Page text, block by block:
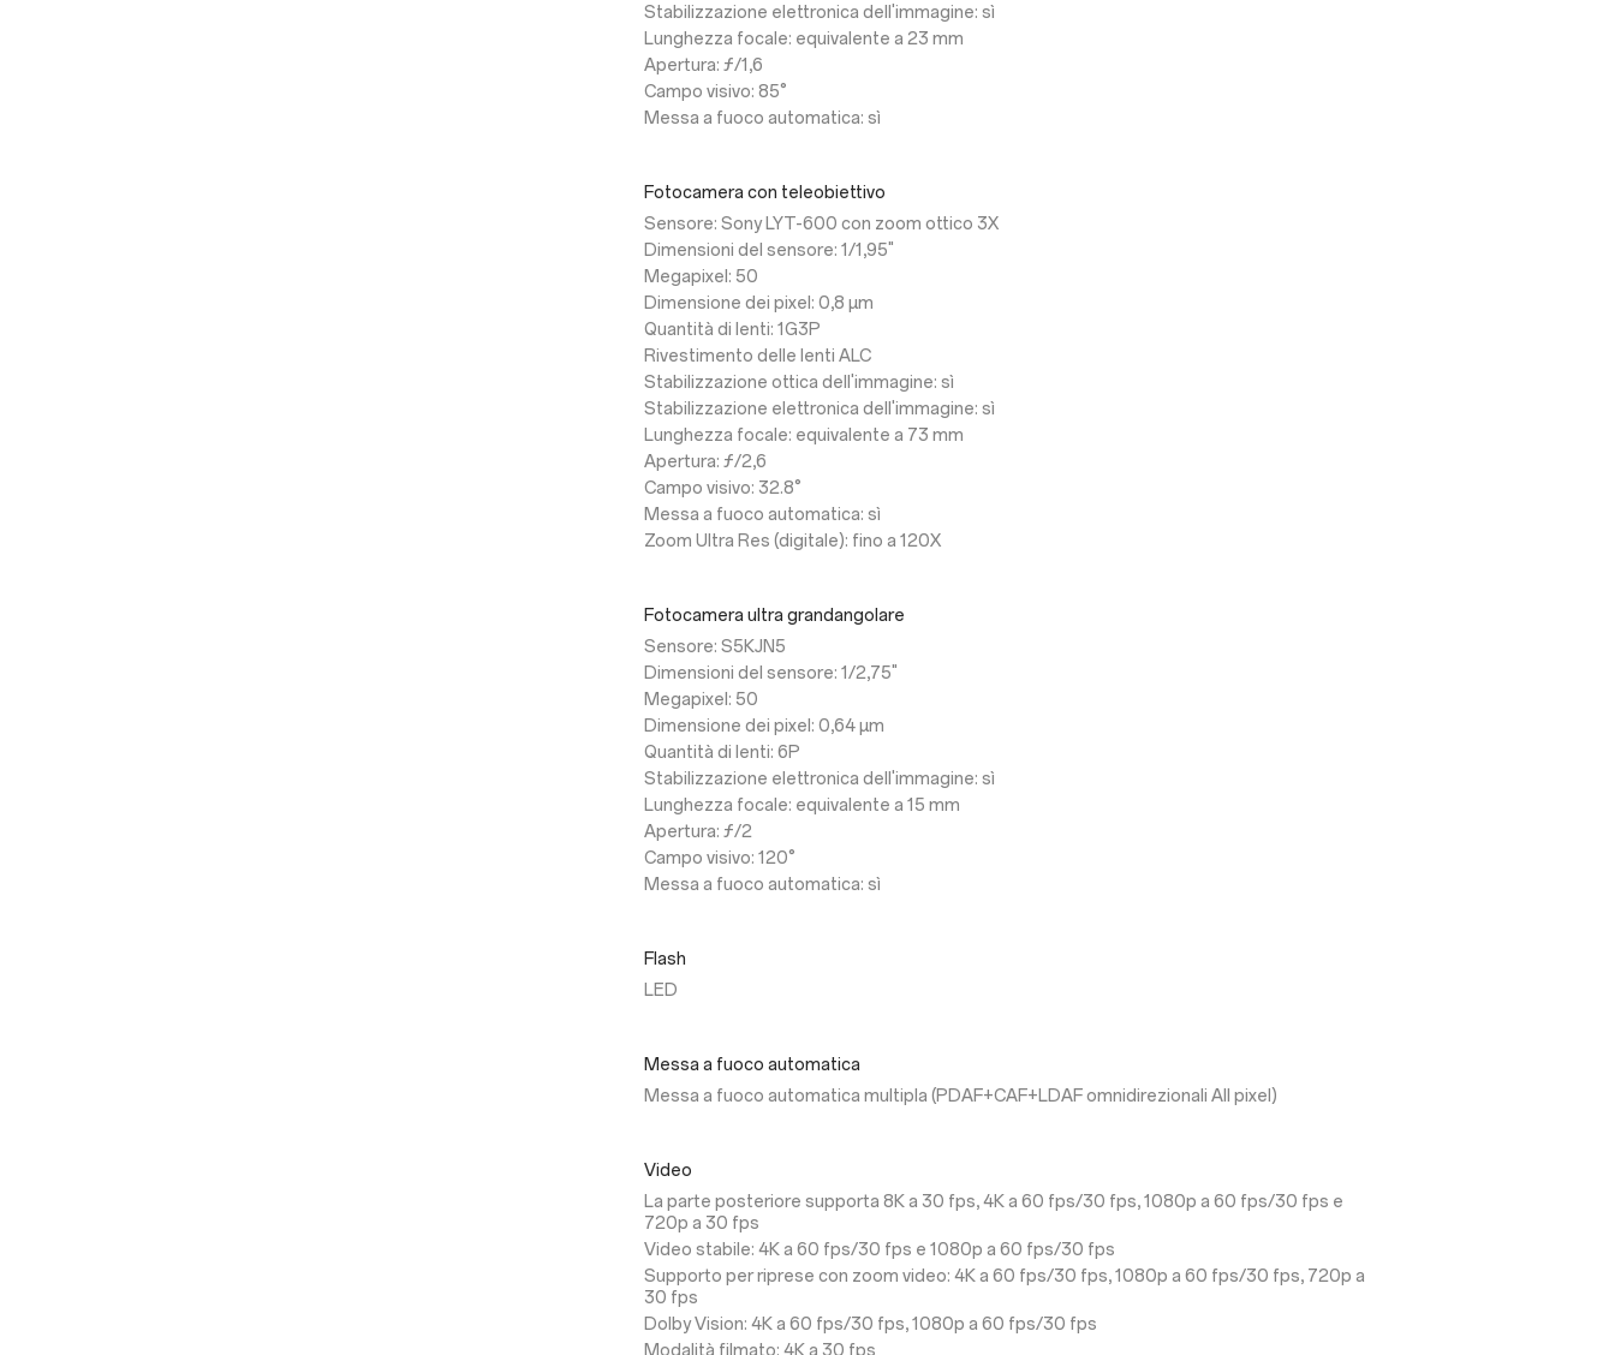
Stabilizzazione elettronica dell'immagine: sì
Lunghezza focale: equivalente a 23 mm
Apertura: ƒ/1,6
Campo visivo: 85°
Messa a fuoco automatica: sì
Fotocamera con teleobiettivo
Sensore: Sony LYT-600 con zoom ottico 3X
Dimensioni del sensore: 1/1,95"
Megapixel: 50
Dimensione dei pixel: 0,8 µm
Quantità di lenti: 1G3P
Rivestimento delle lenti ALC
Stabilizzazione ottica dell'immagine: sì
Stabilizzazione elettronica dell'immagine: sì
Lunghezza focale: equivalente a 73 mm
Apertura: ƒ/2,6
Campo visivo: 32.8°
Messa a fuoco automatica: sì
Zoom Ultra Res (digitale): fino a 120X
Fotocamera ultra grandangolare
Sensore: S5KJN5
Dimensioni del sensore: 1/2,75"
Megapixel: 50
Dimensione dei pixel: 0,64 µm
Quantità di lenti: 6P
Stabilizzazione elettronica dell'immagine: sì
Lunghezza focale: equivalente a 15 mm
Apertura: ƒ/2
Campo visivo: 120°
Messa a fuoco automatica: sì
Flash
LED
Messa a fuoco automatica
Messa a fuoco automatica multipla (PDAF+CAF+LDAF omnidirezionali All pixel)
Video
La parte posteriore supporta 8K a 30 fps, 4K a 60 fps/30 fps, 1080p a 60 fps/30 fps e
720p a 30 fps
Video stabile: 4K a 60 fps/30 fps e 1080p a 60 fps/30 fps
Supporto per riprese con zoom video: 4K a 60 fps/30 fps, 1080p a 60 fps/30 fps, 720p a
30 fps
Dolby Vision: 4K a 60 fps/30 fps, 1080p a 60 fps/30 fps
Modalità filmato: 4K a 30 fps